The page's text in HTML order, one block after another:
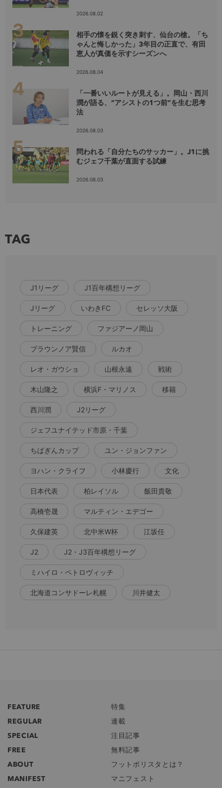
2026.08.02
相手の懐を鋭く突き刺す、仙台の槍。「ち
ゃんと悔しかった」3年目の正直で、有田
恵人が真価を示すシーズンへ
2026.08.04
「一番いいルートが見える」。岡山・西川
潤が語る、“アシストの1つ前”を生む思考
法
2026.08.03
問われる「自分たちのサッカー」。J1に挑
むジェフ千葉が直面する試練
2026.08.03
TAG
J1リーグ J1百年構想リーグ
Jリーグ いわきFC セレッソ大阪
トレーニング ファジアーノ岡山
ブラウンノア賢信 ルカオ
レオ・ガウショ 山根永遠 戦術
木山隆之 横浜F・マリノス 移籍
西川潤 J2リーグ
ジェフユナイテッド市原・千葉
ちばぎんカップ ユン・ジョンファン
ヨハン・クライフ 小林慶行 文化
日本代表 柏レイソル 飯田貴敬
高橋壱晟 マルティン・エデゴー
久保建英 北中米W杯 江坂任
J2 J2・J3百年構想リーグ
ミハイロ・ペトロヴィッチ
北海道コンサドーレ札幌 川井健太
FEATURE
特集
REGULAR
連載
SPECIAL
注目記事
FREE
無料記事
ABOUT
フットボリスタとは？
MANIFEST
マニフェスト